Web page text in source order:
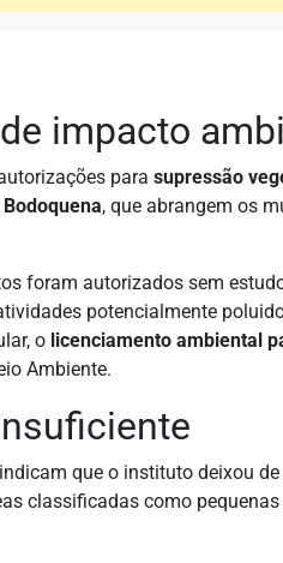
impacto
para supressão
, que abrangem os
foram autorizados sem
potencialmente
o licenciamento ambiental
Ambiente.
que o instituto deixou
classificadas como